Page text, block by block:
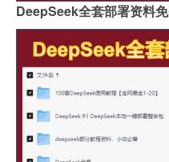
DeepSeek全套部署资料